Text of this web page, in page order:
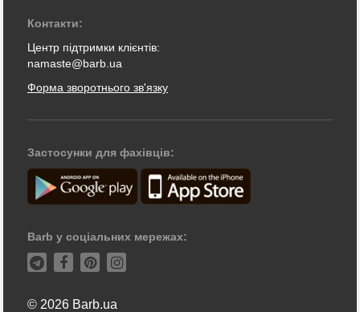
Контакти:
Центр підтримки клієнтів:
namaste@barb.ua
Форма зворотнього зв'язку
Застосунки для фахівців:
Barb у соціальних мережах:
© 2026 Barb.ua